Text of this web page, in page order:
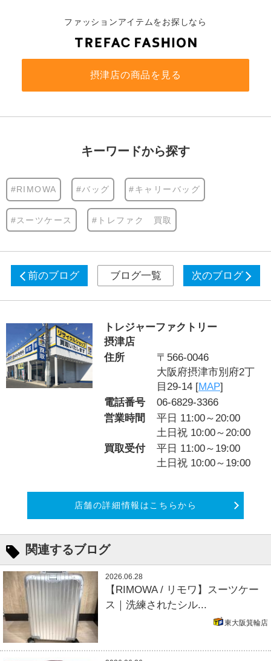
ファッションアイテムをお探しなら
摂津店の商品を見る
キーワードから探す
#RIMOWA #バッグ #キャリーバッグ
#スーツケース #トレファク 買取
前のブログ ブログ一覧 次のブログ
トレジャーファクトリー
摂津店
住所
〒566-0046
大阪府摂津市別府2丁
目29-14 [MAP]
電話番号
06-6829-3366
営業時間
平日 11:00～20:00
土日祝 10:00～20:00
買取受付
平日 11:00～19:00
土日祝 10:00～19:00
店舗の詳細情報はこちらから
関連するブログ
2026.06.28
【RIMOWA / リモワ】スーツケー
ス｜洗練されたシル...
東大阪箕輪店